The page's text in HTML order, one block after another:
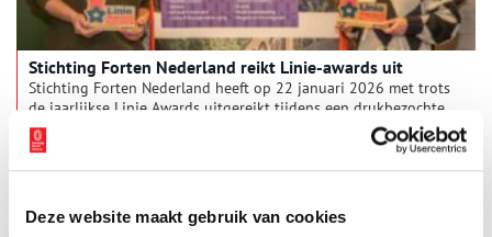
Deze website maakt gebruik van cookies
Stichting Forten Nederland reikt Linie-awards uit
Stichting Forten Nederland heeft op 22 januari 2026 met trots
de jaarlijkse Linie Awards uitgereikt tijdens een drukbezochte
bijeenkomst op Fort bij Rijnauwen te Bunnik. Onder toeziend
oog van ruim 100 erfgoedrelaties ontvingen twee mensen, die
zich namens hun organisatie inzetten voor het behoud en de
award: Eveline Blok van Vereniging Natuurmonumenten én
Audrey Satoer van Fort Kijkduin.